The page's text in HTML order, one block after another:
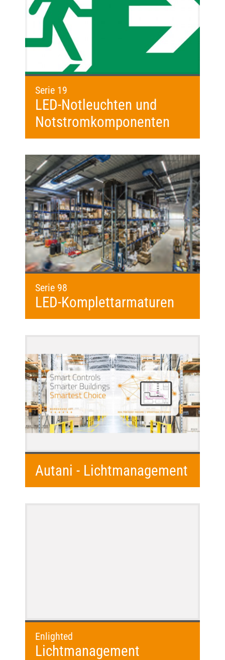
Serie 19
LED-Notleuchten und
Notstromkomponenten
Serie 98
LED-Komplettarmaturen
Autani - Lichtmanagement
Enlighted
Lichtmanagement